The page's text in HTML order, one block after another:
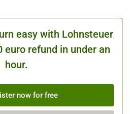
easy with Lohnsteuer
euro refund in under an
hour.
now for free